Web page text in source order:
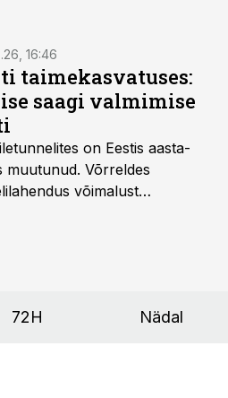
16:46
taimekasvatuses:
saagi valmimise
on Eestis aasta-
muutunud. Võrreldes
võimalust
72H Nädal